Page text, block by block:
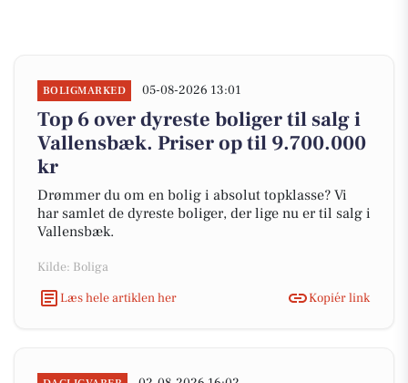
BOLIGMARKED 05-08-2026 13:01
Top 6 over dyreste boliger til salg i
Vallensbæk. Priser op til 9.700.000
kr
Drømmer du om en bolig i absolut topklasse? Vi
har samlet de dyreste boliger, der lige nu er til salg i
Vallensbæk.
Kilde: Boliga
Læs hele artiklen her
Kopiér link